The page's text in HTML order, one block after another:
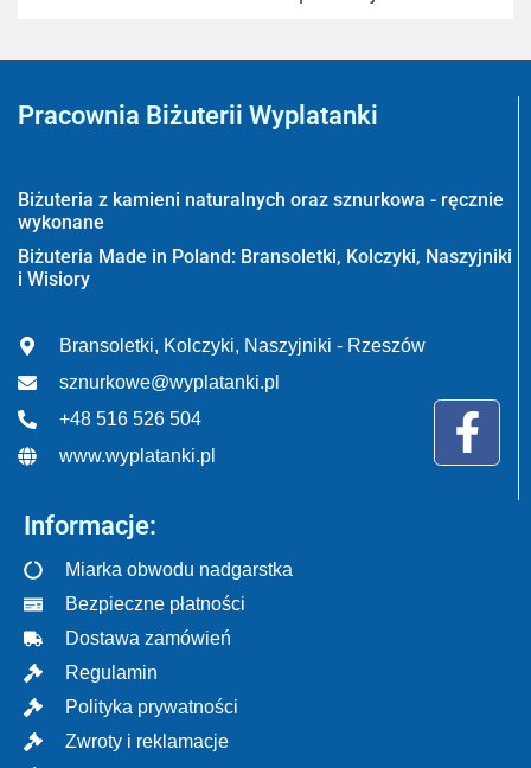
Pracownia Biżuterii Wyplatanki
Biżuteria z kamieni naturalnych oraz sznurkowa - ręcznie
wykonane
Biżuteria Made in Poland: Bransoletki, Kolczyki, Naszyjniki
i Wisiory
Bransoletki, Kolczyki, Naszyjniki - Rzeszów
sznurkowe@wyplatanki.pl
+48 516 526 504
www.wyplatanki.pl
Informacje:
Miarka obwodu nadgarstka
Bezpieczne płatności
Dostawa zamówień
Regulamin
Polityka prywatności
Zwroty i reklamacje